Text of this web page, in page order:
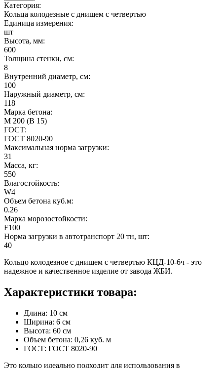
Категория:
Кольца колодезные с днищем с четвертью
Единица измерения:
шт
Высота, мм:
600
Толщина стенки, см:
8
Внутренний диаметр, см:
100
Наружный диаметр, см:
118
Марка бетона:
М 200 (В 15)
ГОСТ:
ГОСТ 8020-90
Максимальная норма загрузки:
31
Масса, кг:
550
Влагостойкость:
W4
Объем бетона куб.м:
0.26
Марка морозостойкости:
F100
Норма загрузки в автотранспорт 20 тн, шт:
40
Кольцо колодезное с днищем с четвертью КЦД-10-6ч - это
надежное и качественное изделие от завода ЖБИ.
Характеристики товара:
Длина: 10 см
Ширина: 6 см
Высота: 60 см
Объем бетона: 0,26 куб. м
ГОСТ: ГОСТ 8020-90
Это кольцо идеально подходит для использования в